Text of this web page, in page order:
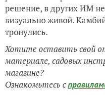
решение, в других ИМ не
визуально живой.
тронулись.
Хотите оставить свой
материале, садовых
магазине?
Ознакомьтесь с